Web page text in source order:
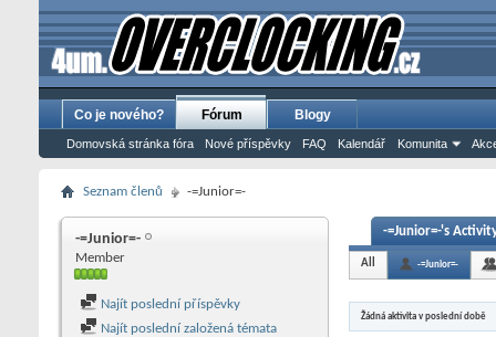
Co je nového? Fórum
Domovská stránka fóra Nové příspěvky FAQ Kalendář Komunita
Blogy
Seznam členů -=Junior=-
-=Junior=-
Member
Najít poslední příspěvky
Najít poslední založená témata
-=Junior=-'s
All -=Junior=-
Žádná aktivita v poslední době